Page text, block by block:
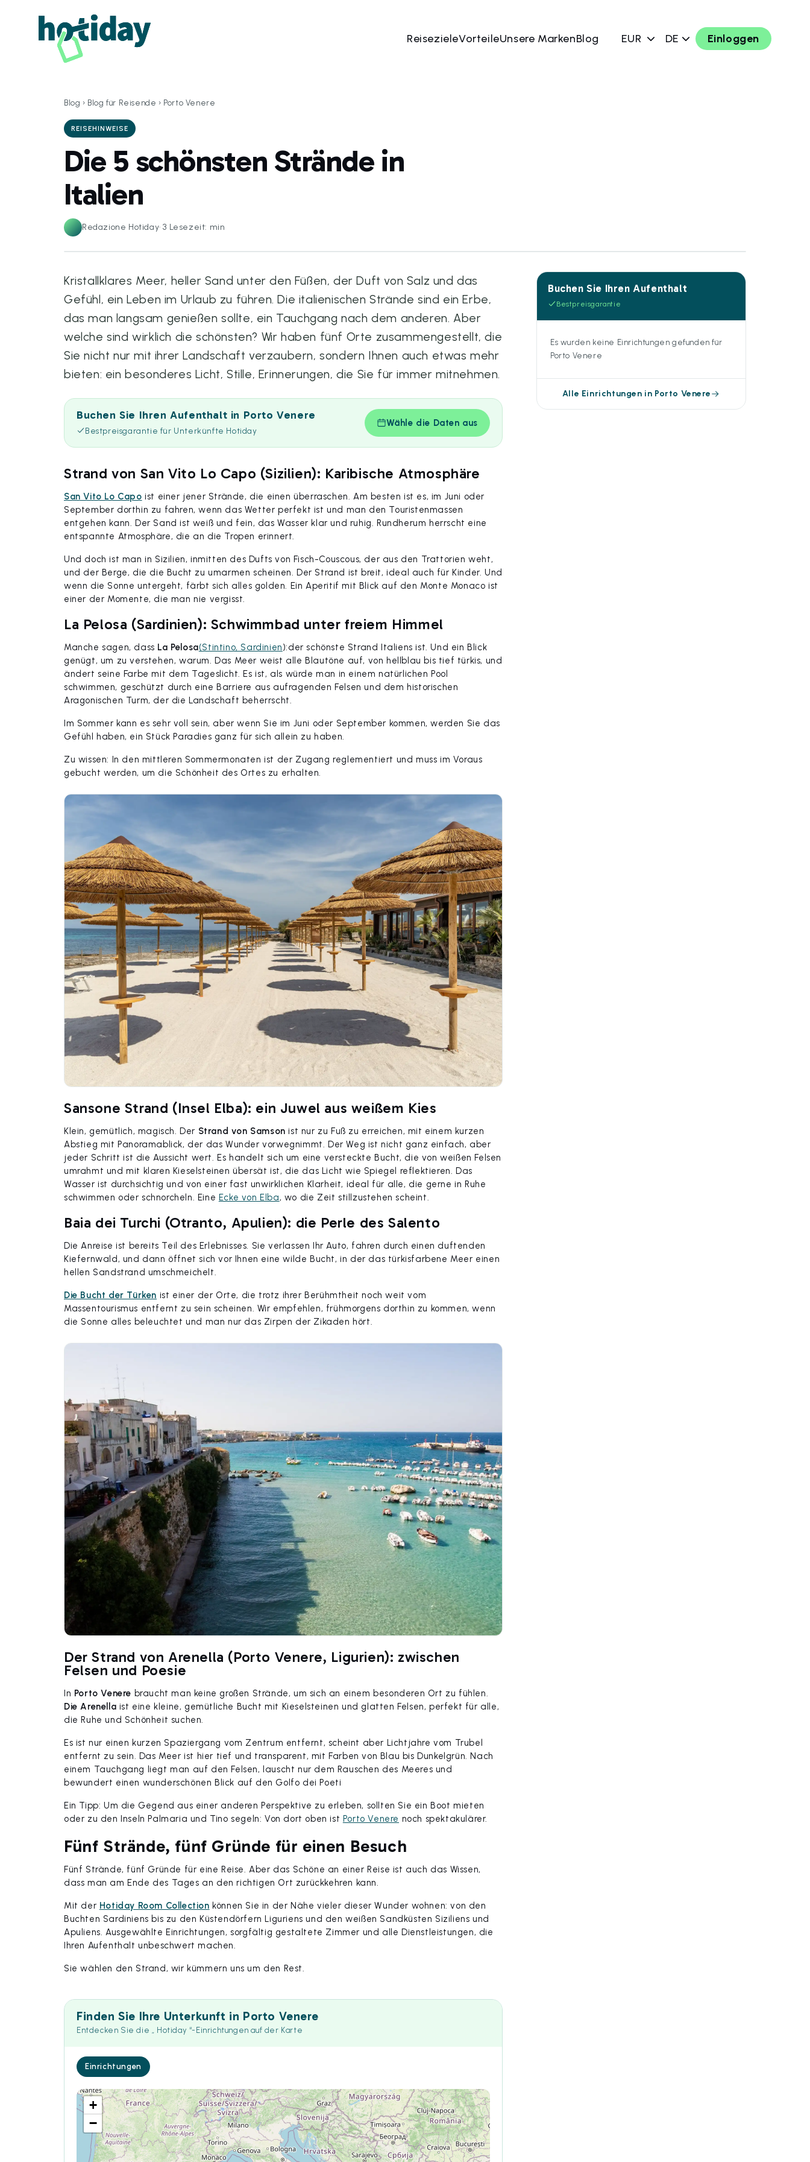
ReisezieleVorteileUnsere MarkenBlog EUR DE Einloggen
Blog › Blog für Reisende › Porto Venere
REISEHINWEISE
Die 5 schönsten Strände in
Italien
Redazione Hotiday·3 Lesezeit: min
Kristallklares Meer, heller Sand unter den Füßen, der Duft von Salz und das
Gefühl, ein Leben im Urlaub zu führen. Die italienischen Strände sind ein Erbe,
das man langsam genießen sollte, ein Tauchgang nach dem anderen. Aber
welche sind wirklich die schönsten? Wir haben fünf Orte zusammengestellt, die
Sie nicht nur mit ihrer Landschaft verzaubern, sondern Ihnen auch etwas mehr
bieten: ein besonderes Licht, Stille, Erinnerungen, die Sie für immer mitnehmen.
Buchen Sie Ihren Aufenthalt in Porto Venere
Bestpreisgarantie für Unterkünfte Hotiday
Wähle die Daten aus
Strand von San Vito Lo Capo (Sizilien): Karibische Atmosphäre
San Vito Lo Capo ist einer jener Strände, die einen überraschen. Am besten ist es, im Juni oder
September dorthin zu fahren, wenn das Wetter perfekt ist und man den Touristenmassen
entgehen kann. Der Sand ist weiß und fein, das Wasser klar und ruhig. Rundherum herrscht eine
entspannte Atmosphäre, die an die Tropen erinnert.
Und doch ist man in Sizilien, inmitten des Dufts von Fisch-Couscous, der aus den Trattorien weht,
und der Berge, die die Bucht zu umarmen scheinen. Der Strand ist breit, ideal auch für Kinder. Und
wenn die Sonne untergeht, färbt sich alles golden. Ein Aperitif mit Blick auf den Monte Monaco ist
einer der Momente, die man nie vergisst.
La Pelosa (Sardinien): Schwimmbad unter freiem Himmel
Manche sagen, dass La Pelosa(Stintino, Sardinien):der schönste Strand Italiens ist. Und ein Blick
genügt, um zu verstehen, warum. Das Meer weist alle Blautöne auf, von hellblau bis tief türkis, und
ändert seine Farbe mit dem Tageslicht. Es ist, als würde man in einem natürlichen Pool
schwimmen, geschützt durch eine Barriere aus aufragenden Felsen und dem historischen
Aragonischen Turm, der die Landschaft beherrscht.
Im Sommer kann es sehr voll sein, aber wenn Sie im Juni oder September kommen, werden Sie das
Gefühl haben, ein Stück Paradies ganz für sich allein zu haben.
Zu wissen: In den mittleren Sommermonaten ist der Zugang reglementiert und muss im Voraus
gebucht werden, um die Schönheit des Ortes zu erhalten.
Sansone Strand (Insel Elba): ein Juwel aus weißem Kies
Klein, gemütlich, magisch. Der Strand von Samson ist nur zu Fuß zu erreichen, mit einem kurzen
Abstieg mit Panoramablick, der das Wunder vorwegnimmt. Der Weg ist nicht ganz einfach, aber
jeder Schritt ist die Aussicht wert. Es handelt sich um eine versteckte Bucht, die von weißen Felsen
umrahmt und mit klaren Kieselsteinen übersät ist, die das Licht wie Spiegel reflektieren. Das
Wasser ist durchsichtig und von einer fast unwirklichen Klarheit, ideal für alle, die gerne in Ruhe
schwimmen oder schnorcheln. Eine Ecke von Elba, wo die Zeit stillzustehen scheint.
Baia dei Turchi (Otranto, Apulien): die Perle des Salento
Die Anreise ist bereits Teil des Erlebnisses. Sie verlassen Ihr Auto, fahren durch einen duftenden
Kiefernwald, und dann öffnet sich vor Ihnen eine wilde Bucht, in der das türkisfarbene Meer einen
hellen Sandstrand umschmeichelt.
Die Bucht der Türken ist einer der Orte, die trotz ihrer Berühmtheit noch weit vom
Massentourismus entfernt zu sein scheinen. Wir empfehlen, frühmorgens dorthin zu kommen, wenn
die Sonne alles beleuchtet und man nur das Zirpen der Zikaden hört.
Der Strand von Arenella (Porto Venere, Ligurien): zwischen
Felsen und Poesie
In Porto Venere braucht man keine großen Strände, um sich an einem besonderen Ort zu fühlen.
Die Arenella ist eine kleine, gemütliche Bucht mit Kieselsteinen und glatten Felsen, perfekt für alle,
die Ruhe und Schönheit suchen.
Es ist nur einen kurzen Spaziergang vom Zentrum entfernt, scheint aber Lichtjahre vom Trubel
entfernt zu sein. Das Meer ist hier tief und transparent, mit Farben von Blau bis Dunkelgrün. Nach
einem Tauchgang liegt man auf den Felsen, lauscht nur dem Rauschen des Meeres und
bewundert einen wunderschönen Blick auf den Golfo dei Poeti
Ein Tipp: Um die Gegend aus einer anderen Perspektive zu erleben, sollten Sie ein Boot mieten
oder zu den Inseln Palmaria und Tino segeln: Von dort oben ist Porto Venere noch spektakulärer.
Fünf Strände, fünf Gründe für einen Besuch
Fünf Strände, fünf Gründe für eine Reise. Aber das Schöne an einer Reise ist auch das Wissen,
dass man am Ende des Tages an den richtigen Ort zurückkehren kann.
Mit der Hotiday Room Collection können Sie in der Nähe vieler dieser Wunder wohnen: von den
Buchten Sardiniens bis zu den Küstendörfern Liguriens und den weißen Sandküsten Siziliens und
Apuliens. Ausgewählte Einrichtungen, sorgfältig gestaltete Zimmer und alle Dienstleistungen, die
Ihren Aufenthalt unbeschwert machen.
Sie wählen den Strand, wir kümmern uns um den Rest.
Finden Sie Ihre Unterkunft in Porto Venere
Entdecken Sie die „ Hotiday “-Einrichtungen auf der Karte
Einrichtungen
+
−
Buchen Sie Ihren Aufenthalt
Bestpreisgarantie
Es wurden keine Einrichtungen gefunden für
Porto Venere
Alle Einrichtungen in Porto Venere